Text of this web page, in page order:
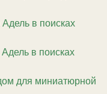
в поисках
в поисках
для миниатюрной